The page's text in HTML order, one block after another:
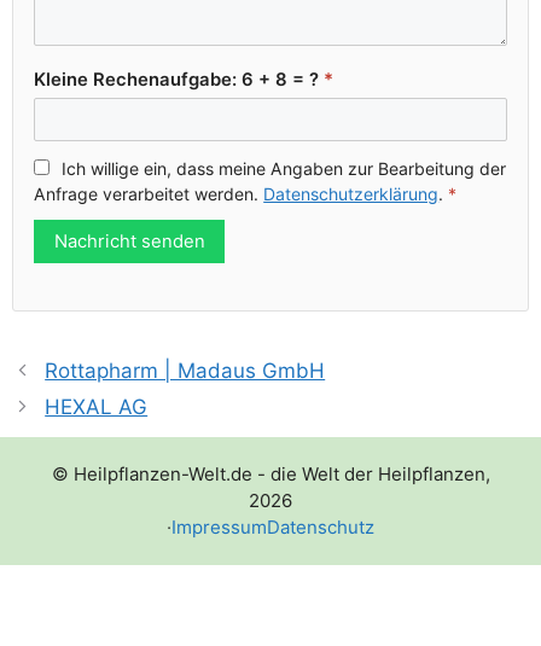
Klei­ne Rechen­auf­ga­be: 6 + 8 = ? *
Ich wil­li­ge ein, dass mei­ne Anga­ben zur Bear­bei­tung der
Anfra­ge ver­ar­bei­tet wer­den. Daten­schutz­er­klä­rung. *
Nachricht senden
Rottapharm | Madaus GmbH
HEXAL AG
© Heilpflanzen-Welt.de - die Welt der Heilpflanzen,
2026
·ImpressumDatenschutz